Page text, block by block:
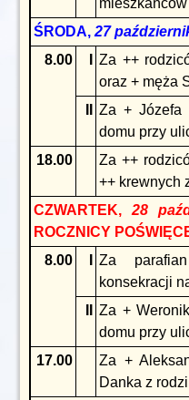
ŚRODA,27
8.00
Za ++
oraz + męża
Za + Józefa
domu przy
18.00
Za ++
++ krewnych
CZWARTEK,28
ROCZNICY
8.00
Za
konsekracji
Za +
domu przy
17.00
Za +
Danka z